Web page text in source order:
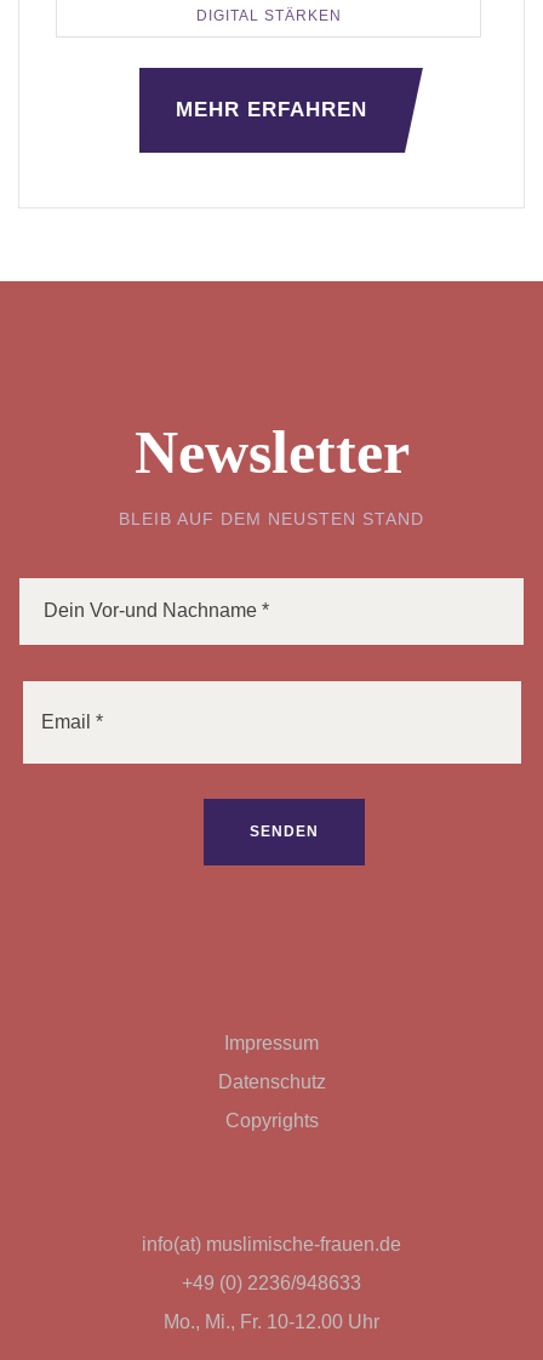
DIGITAL STÄRKEN
MEHR ERFAHREN
Newsletter
BLEIB AUF DEM NEUSTEN STAND
Impressum
Datenschutz
Copyrights
info(at) muslimische-frauen.de
+49 (0) 2236/948633
Mo., Mi., Fr. 10-12.00 Uhr